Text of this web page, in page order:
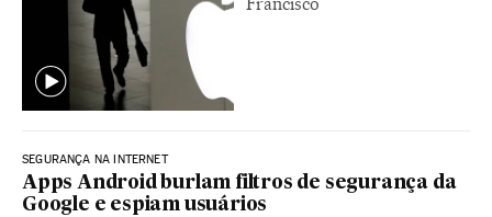
SEGURANÇA NA INTERNET
Apps Android burlam filtros de segurança da
Google e espiam usuários